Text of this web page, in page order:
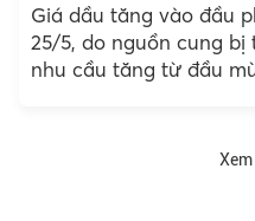
Giá dầu tăng vào đầu
25/5, do nguồn cung
nhu cầu tăng từ đầu